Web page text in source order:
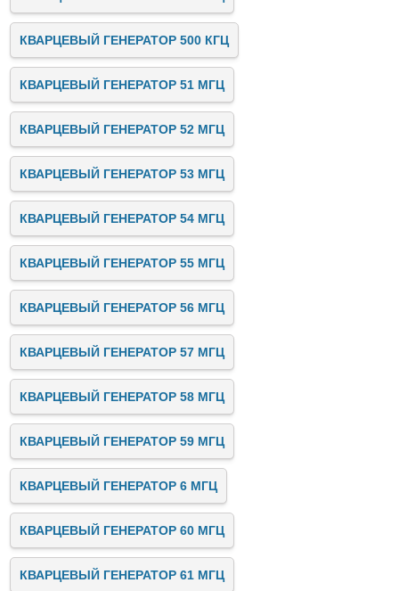
КВАРЦЕВЫЙ ГЕНЕРАТОР 500 КГЦ
КВАРЦЕВЫЙ ГЕНЕРАТОР 51 МГЦ
КВАРЦЕВЫЙ ГЕНЕРАТОР 52 МГЦ
КВАРЦЕВЫЙ ГЕНЕРАТОР 53 МГЦ
КВАРЦЕВЫЙ ГЕНЕРАТОР 54 МГЦ
КВАРЦЕВЫЙ ГЕНЕРАТОР 55 МГЦ
КВАРЦЕВЫЙ ГЕНЕРАТОР 56 МГЦ
КВАРЦЕВЫЙ ГЕНЕРАТОР 57 МГЦ
КВАРЦЕВЫЙ ГЕНЕРАТОР 58 МГЦ
КВАРЦЕВЫЙ ГЕНЕРАТОР 59 МГЦ
КВАРЦЕВЫЙ ГЕНЕРАТОР 6 МГЦ
КВАРЦЕВЫЙ ГЕНЕРАТОР 60 МГЦ
КВАРЦЕВЫЙ ГЕНЕРАТОР 61 МГЦ